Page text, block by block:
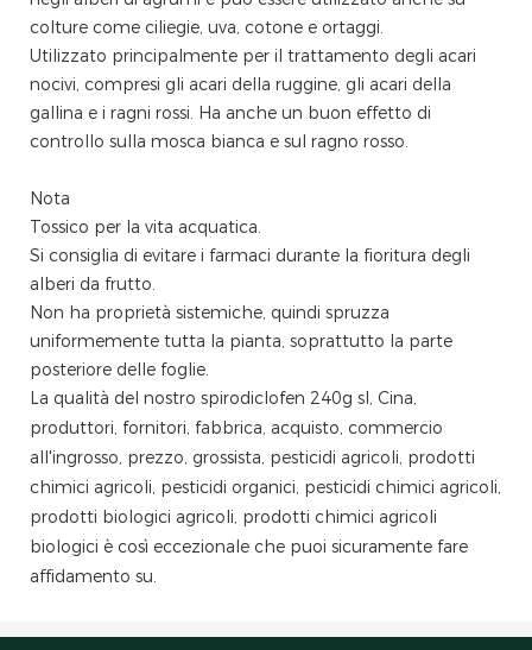
colture come ciliegie, uva, cotone e ortaggi.
Utilizzato principalmente per il trattamento degli acari
nocivi, compresi gli acari della ruggine, gli acari della
gallina e i ragni rossi. Ha anche un buon effetto di
controllo sulla mosca bianca e sul ragno rosso.
Nota
Tossico per la vita acquatica.
Si consiglia di evitare i farmaci durante la fioritura degli
alberi da frutto.
Non ha proprietà sistemiche, quindi spruzza
uniformemente tutta la pianta, soprattutto la parte
posteriore delle foglie.
La qualità del nostro spirodiclofen 240g sl, Cina,
produttori, fornitori, fabbrica, acquisto, commercio
all'ingrosso, prezzo, grossista, pesticidi agricoli, prodotti
chimici agricoli, pesticidi organici, pesticidi chimici agricoli,
prodotti biologici agricoli, prodotti chimici agricoli
biologici è così eccezionale che puoi sicuramente fare
affidamento su.